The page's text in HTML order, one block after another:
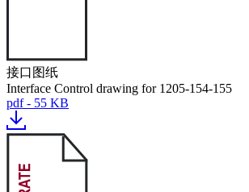
接口图纸
Interface Control drawing for 1205-154-155
pdf - 55 KB